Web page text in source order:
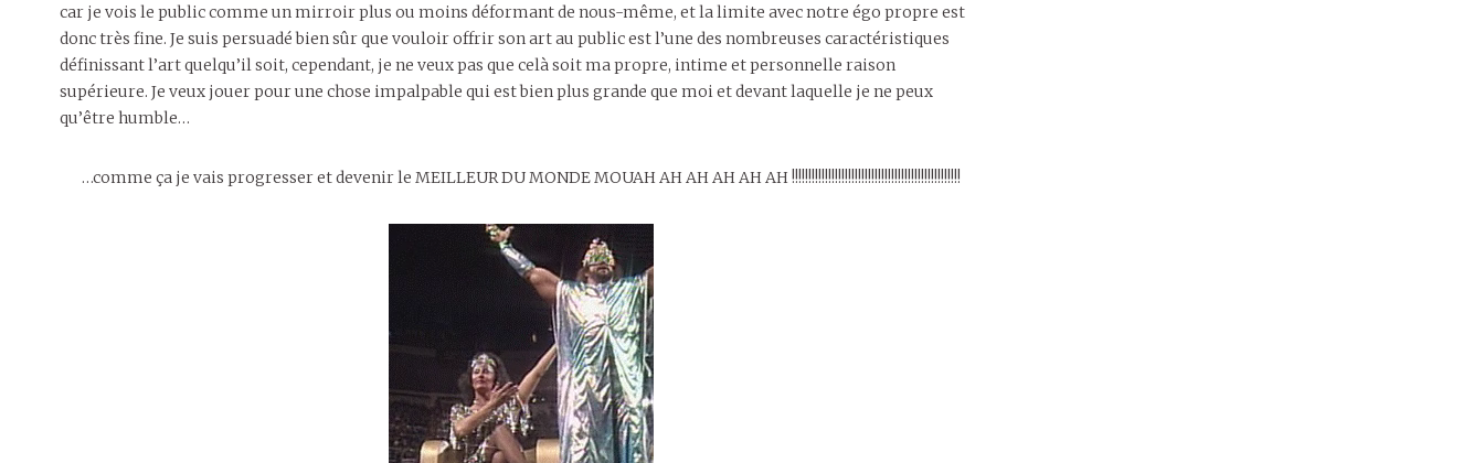
car je vois le public comme un mirroir plus ou moins déformant de nous-même, et la limite avec notre égo propre est
donc très fine. Je suis persuadé bien sûr que vouloir offrir son art au public est l’une des nombreuses caractéristiques
définissant l’art quelqu’il soit, cependant, je ne veux pas que celà soit ma propre, intime et personnelle raison
supérieure. Je veux jouer pour une chose impalpable qui est bien plus grande que moi et devant laquelle je ne peux
qu’être humble…
…comme ça je vais progresser et devenir le MEILLEUR DU MONDE MOUAH AH AH AH AH AH !!!!!!!!!!!!!!!!!!!!!!!!!!!!!!!!!!!!!!!!!!!!!!!!!!!